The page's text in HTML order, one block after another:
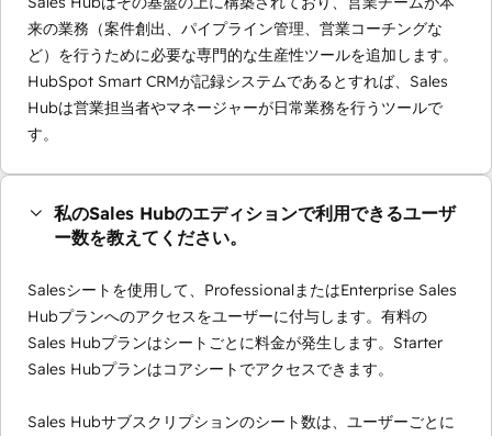
来の業務（案件創出、パイプライン管理、営業コーチングな
ど）を行うために必要な専門的な生産性ツールを追加します。
HubSpot Smart CRMが記録システムであるとすれば、Sales
Hubは営業担当者やマネージャーが日常業務を行うツールで
す。
私のSales Hubのエディションで利用できるユーザ
ー数を教えてください。
Salesシートを使用して、ProfessionalまたはEnterprise Sales
Hubプランへのアクセスをユーザーに付与します。有料の
Sales Hubプランはシートごとに料金が発生します。Starter
Sales Hubプランはコアシートでアクセスできます。
Sales Hubサブスクリプションのシート数は、ユーザーごとに